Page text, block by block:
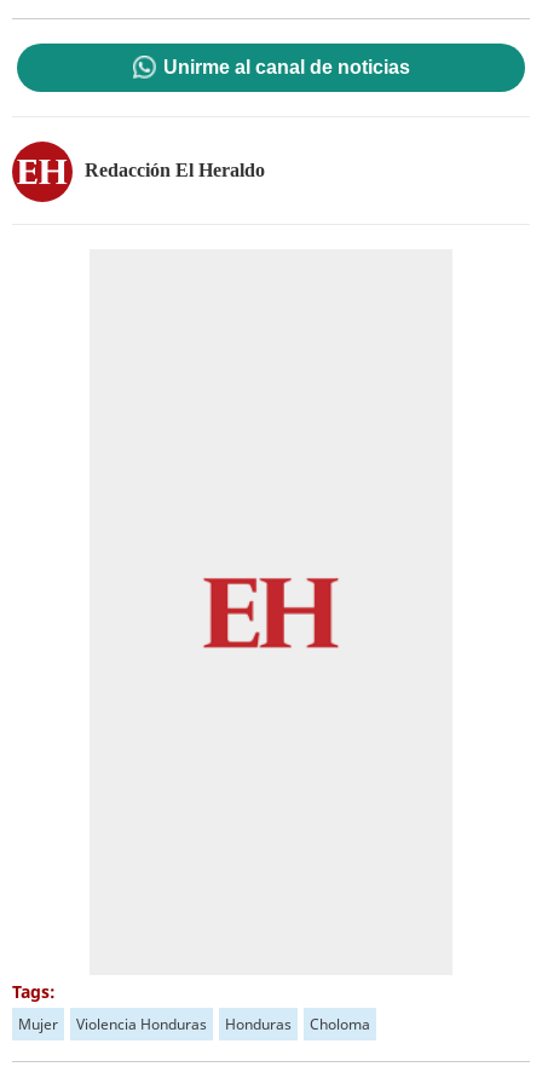
Unirme al canal de noticias
Redacción El Heraldo
Tags:
Mujer Violencia Honduras Honduras Choloma